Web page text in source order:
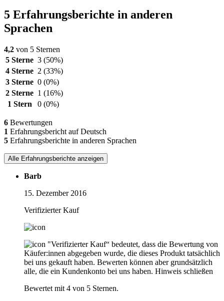
5 Erfahrungsberichte in anderen
Sprachen
4,2 von 5 Sternen
5 Sterne 3 (50%)
4 Sterne 2 (33%)
3 Sterne 0 (0%)
2 Sterne 1 (16%)
1 Stern
0 (0%)
6 Bewertungen
1 Erfahrungsbericht auf Deutsch
5 Erfahrungsberichte in anderen Sprachen
Alle Erfahrungsberichte anzeigen
Barb
15. Dezember 2016
Verifizierter Kauf
"Verifizierter Kauf“ bedeutet, dass die Bewertung von
Käufer:innen abgegeben wurde, die dieses Produkt tatsächlich
bei uns gekauft haben. Bewerten können aber grundsätzlich
alle, die ein Kundenkonto bei uns haben. Hinweis schließen
Bewertet mit 4 von 5 Sternen.